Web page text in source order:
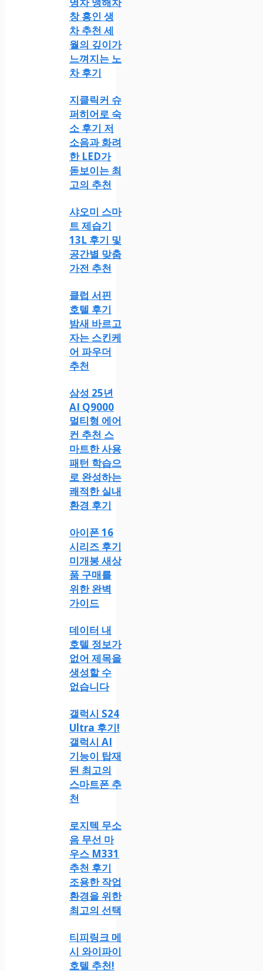
창 홍인 생
차 추천 세
월의 깊이가
느껴지는 노
차 후기
지클릭커 슈
퍼히어로 숙
소 후기 저
소음과 화려
한 LED가
돋보이는 최
고의 추천
샤오미 스마
트 제습기
13L 후기 및
공간별 맞춤
가전 추천
클럽 서핀
호텔 후기
밤새 바르고
자는 스킨케
어 파우더
추천
삼성 25년
AI Q9000
멀티형 에어
컨 추천 스
마트한 사용
패턴 학습으
로 완성하는
쾌적한 실내
환경 후기
아이폰 16
시리즈 후기
미개봉 새상
품 구매를
위한 완벽
가이드
데이터 내
호텔 정보가
없어 제목을
생성할 수
없습니다
갤럭시 S24
Ultra 후기!
갤럭시 AI
기능이 탑재
된 최고의
스마트폰 추
천
로지텍 무소
음 무선 마
우스 M331
추천 후기
조용한 작업
환경을 위한
최고의 선택
티피링크 메
시 와이파이
호텔 추천!